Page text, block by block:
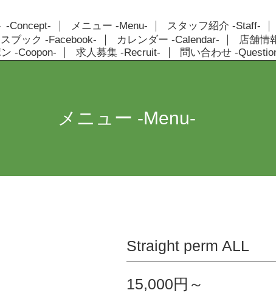
-Concept- メニュー -Menu- スタッフ紹介 -Staff-
ブック -Facebook- カレンダー -Calendar-
店舗情
-Coopon-
求人募集 -Recruit- 問い合わせ -
メニュー -Menu-
Straight perm ALL
15,000円～